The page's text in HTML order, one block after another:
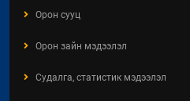
Орон сууц
Орон зайн мэдээлэл
Судалга, статистик мэдээлэл